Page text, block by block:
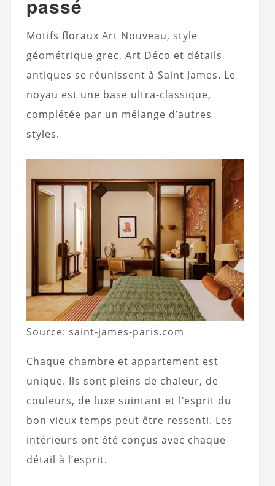
passé
Motifs floraux Art Nouveau, style
géométrique grec, Art Déco et détails
antiques se réunissent à Saint James. Le
noyau est une base ultra-classique,
complétée par un mélange d’autres
styles.
Source: saint-james-paris.com
Chaque chambre et appartement est
unique. Ils sont pleins de chaleur, de
couleurs, de luxe suintant et l’esprit du
bon vieux temps peut être ressenti. Les
intérieurs ont été conçus avec chaque
détail à l’esprit.